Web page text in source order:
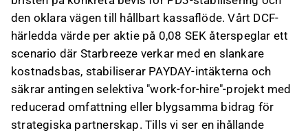
den oklara vägen till hållbart kassaflöde. Vårt DCF-
härledda värde per aktie på 0,08 SEK återspeglar ett
scenario där Starbreeze verkar med en slankare
kostnadsbas, stabiliserar PAYDAY-intäkterna och
säkrar antingen selektiva "work-for-hire"-projekt med
reducerad omfattning eller blygsamma bidrag för
strategiska partnerskap. Tills vi ser en ihållande